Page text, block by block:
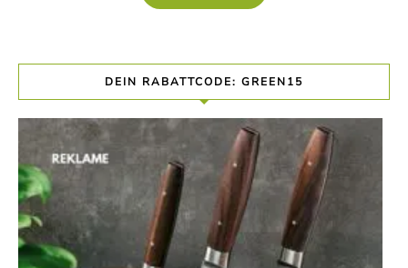
DEIN RABATTCODE: GREEN15